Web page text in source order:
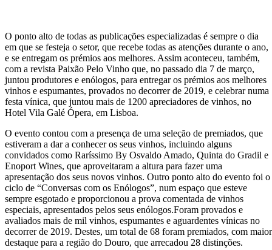
O ponto alto de todas as publicações especializadas é sempre o dia
em que se festeja o setor, que recebe todas as atenções durante o ano,
e se entregam os prémios aos melhores. Assim aconteceu, também,
com a revista Paixão Pelo Vinho que, no passado dia 7 de março,
juntou produtores e enólogos, para entregar os prémios aos melhores
vinhos e espumantes, provados no decorrer de 2019, e celebrar numa
festa vínica, que juntou mais de 1200 apreciadores de vinhos, no
Hotel Vila Galé Ópera, em Lisboa.
O evento contou com a presença de uma seleção de premiados, que
estiveram a dar a conhecer os seus vinhos, incluindo alguns
convidados como Raríssimo By Osvaldo Amado, Quinta do Gradil e
Enoport Wines, que aproveitaram a altura para fazer uma
apresentação dos seus novos vinhos. Outro ponto alto do evento foi o
ciclo de “Conversas com os Enólogos”, num espaço que esteve
sempre esgotado e proporcionou a prova comentada de vinhos
especiais, apresentados pelos seus enólogos.Foram provados e
avaliados mais de mil vinhos, espumantes e aguardentes vínicas no
decorrer de 2019. Destes, um total de 68 foram premiados, com maior
destaque para a região do Douro, que arrecadou 28 distinções.